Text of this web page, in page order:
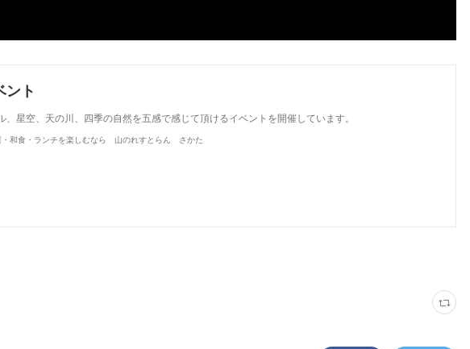
ント
、星空、天の川、四季の自然を五感で感じて頂けるイベントを開催しています。
・和食・ランチを楽しむなら 山のれすとらん さかた